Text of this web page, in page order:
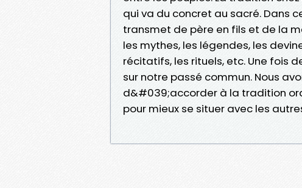
qui va du concret au sacré. Dans
transmet de père en fils et de la
les mythes, les légendes, les
récitatifs, les rituels, etc. Une fois
sur notre passé commun. Nous
d&#039;accorder à la tradition
pour mieux se situer avec les